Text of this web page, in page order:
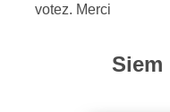
votez. Merci
Siem